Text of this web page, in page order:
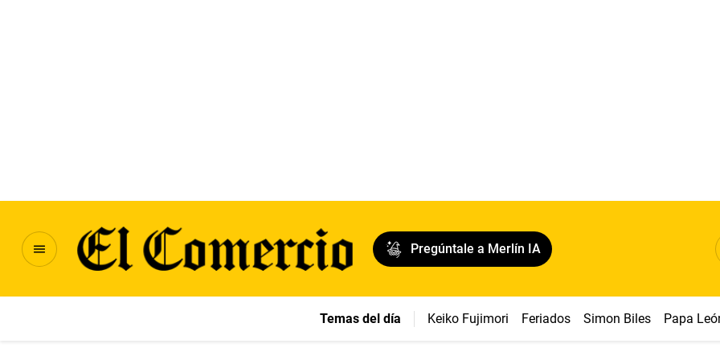
Pregúntale a Merlín IA
Temas del día Keiko Fujimori Feriados Simon Biles Papa